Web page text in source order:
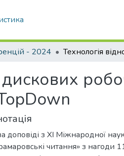
- 2024
доповіді з ХІ Міжнародної
читання» з нагоди